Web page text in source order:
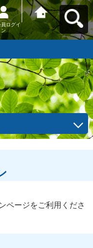
ログイ
ン
さいたま市 健康
なびへ戻る
ページをご利用くださ